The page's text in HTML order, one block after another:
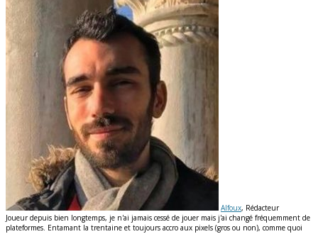
Alfoux, Rédacteur
Joueur depuis bien longtemps, je n'ai jamais cessé de jouer mais j'ai changé fréquemment de
plateformes. Entamant la trentaine et toujours accro aux pixels (gros ou non), comme quoi